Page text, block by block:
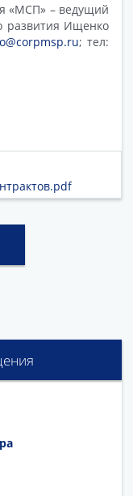
«МСП» – ведущий
развития Ищенко
; тел: